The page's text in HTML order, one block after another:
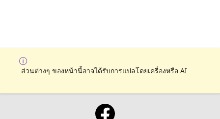
ส่วนต่างๆ ของหน้านี้อาจได้รับการแปลโดยเครื่องหรือ AI